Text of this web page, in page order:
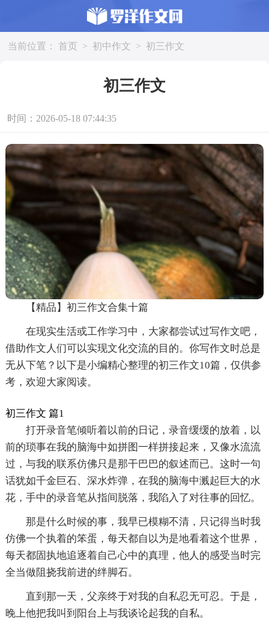
当前位置： 首页 > 初中作文 > 初三作文
初三作文
时间：2026-05-18 07:44:35
【精品】初三作文合集十篇
在现实生活或工作学习中，大家都尝试过写作文吧，
借助作文人们可以实现文化交流的目的。你写作文时总是
无从下笔？以下是小编精心整理的初三作文10篇，仅供参
考，欢迎大家阅读。
初三作文 篇1
打开录音笔倾听着以前的日记，录音缓缓的放着，以
前的琐事在我的脑海中如拼图一样拼接起来，又像水流流
过，与我的联系仿佛只是那干巴巴的叙述而已。这时一句
话犹如千金巨石、深水炸弹，在我的脑海中溅起巨大的水
花，手中的录音笔从指间脱落，我陷入了对往事的回忆。
那是什么时候的事，我早已模糊不清，只记得当时我
仿佛一个执着的笨蛋，每天都自以为是地看着这个世界，
每天都固执地追逐着自己心中的真理，他人的感受当时完
全当做阻挠我前进的绊脚石。
直到那一天，父亲终于对我的自私忍无可忍。于是，
晚上他把我叫到阳台上与我谈论起我的自私。